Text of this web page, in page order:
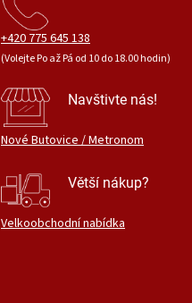
+420 775 645 138
(Volejte Po až Pá od 10 do 18.00 hodin)
Navštivte nás!
Nové Butovice / Metronom
Větší nákup?
Velkoobchodní nabídka